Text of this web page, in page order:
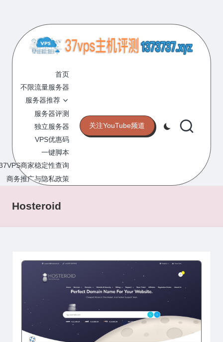
content
7
V
P
S
主
机
评
测
的
VPS
网
站
首页
不限流量服务器
服务器推荐
服务器评测
独立服务器
VPS优惠码
一键脚本
商家稳定性查询
商务推广与隐私政策
关注YouTube频道
Hosteroid